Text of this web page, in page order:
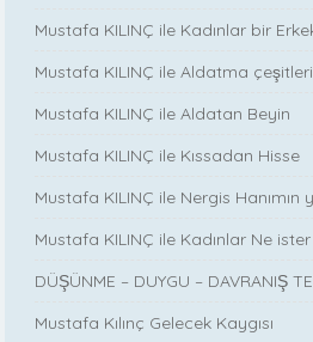
Mustafa KILINÇ ile Kadınlar bir
Mustafa KILINÇ ile Aldatma çeşitleri
Mustafa KILINÇ ile Aldatan Beyin
Mustafa KILINÇ ile Kıssadan Hisse
Mustafa KILINÇ ile Nergis Hanımın
Mustafa KILINÇ ile Kadınlar Ne
DÜŞÜNME – DUYGU – DAVRANIŞ
Mustafa Kılınç Gelecek Kaygısı